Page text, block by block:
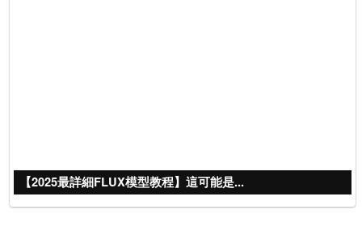
【2025最詳細FLUX模型教程】這可能是...